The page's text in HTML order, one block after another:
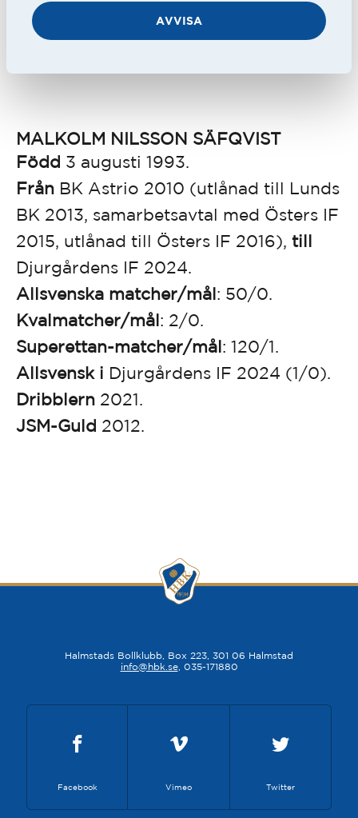
AVVISA
Hans far Lars-Magnus ”Lalle” Nilsson
var med i A-truppen 1987 och tillhörde
MALKOLM NILSSON SÄFQVIST
Född 3 augusti 1993.
Från BK Astrio 2010 (utlånad till Lunds
BK 2013, samarbetsavtal med Östers IF
2015, utlånad till Östers IF 2016), till
Djurgårdens IF 2024.
Allsvenska matcher/mål: 50/0.
Kvalmatcher/mål: 2/0.
Superettan-matcher/mål: 120/1.
Allsvensk i Djurgårdens IF 2024 (1/0).
Dribblern 2021.
JSM-Guld 2012.
Halmstads Bollklubb, Box 223, 301 06 Halmstad
info@hbk.se, 035-171880
Facebook Vimeo Twitter